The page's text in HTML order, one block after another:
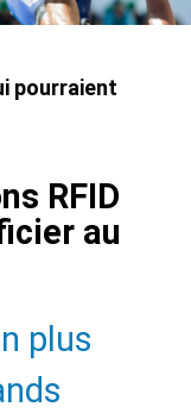
pourraient
RFID
au
plus